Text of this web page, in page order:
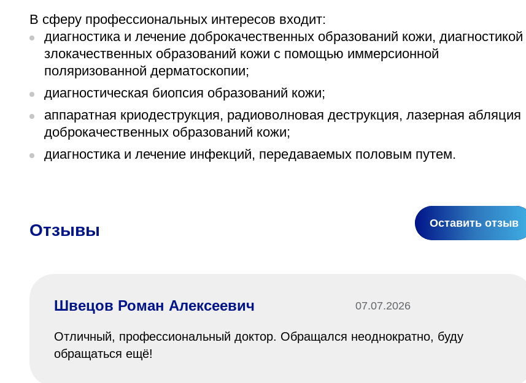
В сферу профессиональных интересов входит:
диагностика и лечение доброкачественных образований кожи, диагностикой
злокачественных образований кожи с помощью иммерсионной
поляризованной дерматоскопии;
диагностическая биопсия образований кожи;
аппаратная криодеструкция, радиоволновая деструкция, лазерная абляция
доброкачественных образований кожи;
диагностика и лечение инфекций, передаваемых половым путем.
Отзывы Оставить отзыв
Швецов Роман Алексеевич 07.07.2026
Отличный, профессиональный доктор. Обращался неоднократно, буду
обращаться ещё!